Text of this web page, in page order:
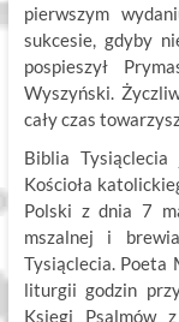
pierwszym
sukcesie, gdyby
pospieszył
Wyszyński.
cały czas
Biblia
Kościoła
Polski z dnia 7
mszalnej i
Tysiąclecia. Poeta
liturgii godzin
Księgi Psalmów